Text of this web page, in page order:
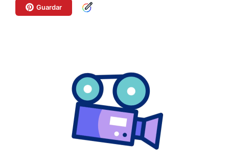
Guardar